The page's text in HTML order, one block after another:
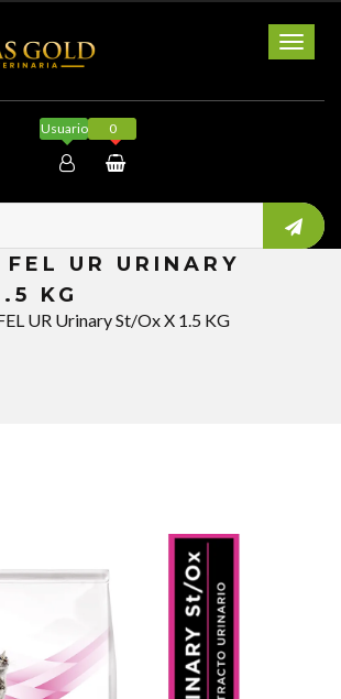
Usuario
Salir
0
UR URINARY
KG
UR Urinary St/Ox X 1.5 KG